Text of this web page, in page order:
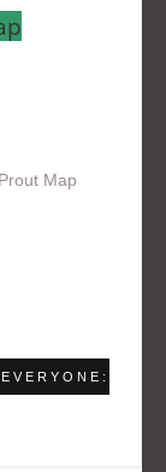
Map